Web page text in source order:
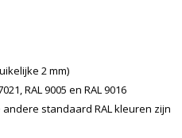
2 mm)
RAL 9005 en RAL 9016
standaard RAL kleuren zijn